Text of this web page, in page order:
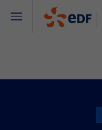
Menu